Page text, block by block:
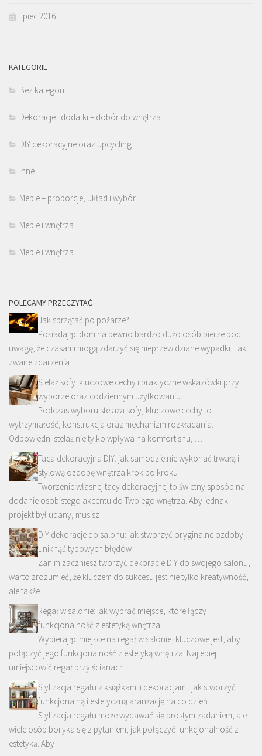
lipiec 2016
KATEGORIE
Bez kategorii
Dekoracje i dodatki – dobór do wnętrza
DIY dekoracyjne oraz upcycling
Inne
Meble – proporcje, układ i wybór
Meble i wnętrza
Meble i wnętrza
POLECAMY PRZECZYTAĆ
Jak sprzątać po pożarze?
Posiadając dom na pewno bardzo dużo osób bierze pod
uwagę, że czasami mogą zdarzyć się nieprzewidziane wypadki. Tak
zwane zdarzenia …
Stelaż sofy: kluczowe cechy i praktyczne wskazówki przy
wyborze oraz codziennym użytkowaniu
Podczas wyboru stelaża sofy, kluczowe cechy to
wytrzymałość, konstrukcja oraz mechanizm rozkładania.
Odpowiedni stelaż nie tylko wpływa na komfort snu, …
Taca dekoracyjna DIY: jak samodzielnie wykonać trwałą i
stylową ozdobę wnętrza krok po kroku
Tworzenie własnej tacy dekoracyjnej to świetny sposób na
dodanie osobistego akcentu do Twojego wnętrza. Aby jednak
projekt był udany, musisz …
DIY dekoracje do salonu: jak stworzyć oryginalne ozdoby i
uniknąć typowych błędów
Zanim zaczniesz tworzyć dekoracje DIY do swojego salonu,
warto zrozumieć, że kluczem do sukcesu jest nie tylko kreatywność,
ale także …
Regał w salonie: jak wybrać miejsce, które łączy
funkcjonalność z estetyką wnętrza
Wybierając miejsce na regał w salonie, kluczowe jest, aby
połączyć jego funkcjonalność z estetyką wnętrza. Najlepiej
umiejscowić regał przy ścianach …
Stylizacja regału z książkami i dekoracjami: jak stworzyć
funkcjonalną i estetyczną aranżację na co dzień
Stylizacja regału może wydawać się prostym zadaniem, ale
wiele osób boryka się z pytaniem, jak połączyć funkcjonalność z
estetyką. Aby …